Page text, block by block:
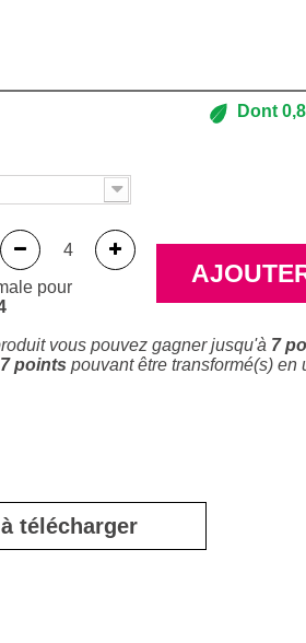
Dont
pour
vous pouvez gagner jusqu'à 7
7points pouvant être transformé(s) en
télécharger